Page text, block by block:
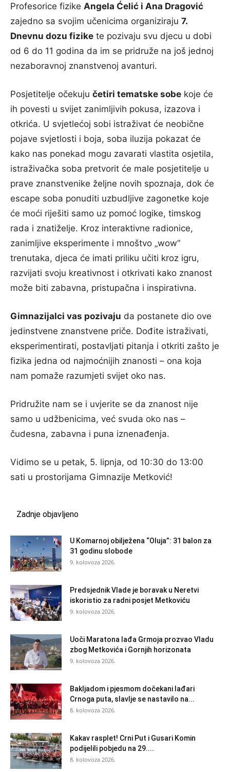
Profesorice fizike Angela Ćelić i Ana Dragović
zajedno sa svojim učenicima organiziraju 7.
Dnevnu dozu fizike te pozivaju svu djecu u dobi
od 6 do 11 godina da im se pridruže na još jednoj
nezaboravnoj znanstvenoj avanturi.
Posjetitelje očekuju četiri tematske sobe koje će
ih povesti u svijet zanimljivih pokusa, izazova i
otkrića. U svjetlećoj sobi istraživat će neobične
pojave svjetlosti i boja, soba iluzija pokazat će
kako nas ponekad mogu zavarati vlastita osjetila,
istraživačka soba pretvorit će male posjetitelje u
prave znanstvenike željne novih spoznaja, dok će
escape soba ponuditi uzbudljive zagonetke koje
će moći riješiti samo uz pomoć logike, timskog
rada i znatiželje. Kroz interaktivne radionice,
zanimljive eksperimente i mnoštvo „wow“
trenutaka, djeca će imati priliku učiti kroz igru,
razvijati svoju kreativnost i otkrivati kako znanost
može biti zabavna, pristupačna i inspirativna.
Gimnazijalci vas pozivaju da postanete dio ove
jedinstvene znanstvene priče. Dođite istraživati,
eksperimentirati, postavljati pitanja i otkriti zašto je
fizika jedna od najmoćnijih znanosti – ona koja
nam pomaže razumjeti svijet oko nas.
Pridružite nam se i uvjerite se da znanost nije
samo u udžbenicima, već svuda oko nas –
čudesna, zabavna i puna iznenađenja.
Vidimo se u petak, 5. lipnja, od 10:30 do 13:00
sati u prostorijama Gimnazije Metković!
Zadnje objavljeno
U Komarnoj obilježena “Oluja”: 31 balon za
31 godinu slobode
9. kolovoza 2026.
Predsjednik Vlade je boravak u Neretvi
iskoristio za radni posjet Metkoviću
9. kolovoza 2026.
Uoči Maratona lađa Grmoja prozvao Vladu
zbog Metkovića i Gornjih horizonata
9. kolovoza 2026.
Bakljadom i pjesmom dočekani lađari
Crnoga puta, slavlje se nastavilo na...
8. kolovoza 2026.
Kakav rasplet! Crni Put i Gusari Komin
podijelili pobjedu na 29....
8. kolovoza 2026.